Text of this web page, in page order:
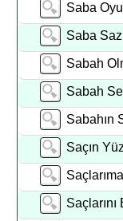
Saba
Saba
Sabah
Sabah
Sabahın
Saçın